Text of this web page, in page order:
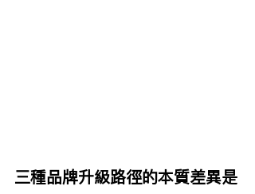
三種品牌升級路徑的本質差異是